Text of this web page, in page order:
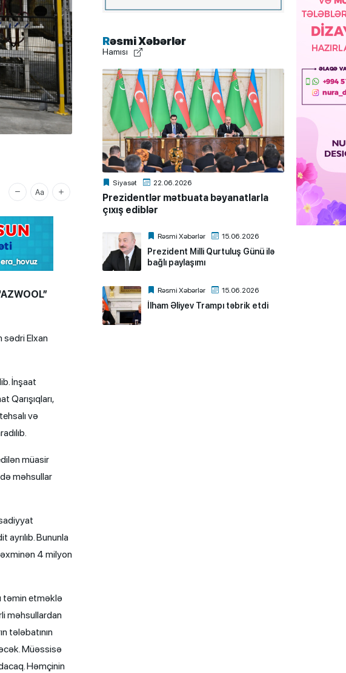
sədri Elxan
İnşaat
və
müasir
məhsullar
Bununla
4 milyon
təmin etməklə
məhsullardan
tələbatının
Müəssisə
Həmçinin
Rəsmi Xəbərlər
Hamısı
Siyasət 22.06.2026
Prezidentlər mətbuata bəyanatlarla
çıxış ediblər
Rəsmi Xəbərlər 15.06.2026
Prezident Milli Qurtuluş Günü ilə
bağlı paylaşımı
Rəsmi Xəbərlər 15.06.2026
İlham Əliyev Trampı təbrik etdi